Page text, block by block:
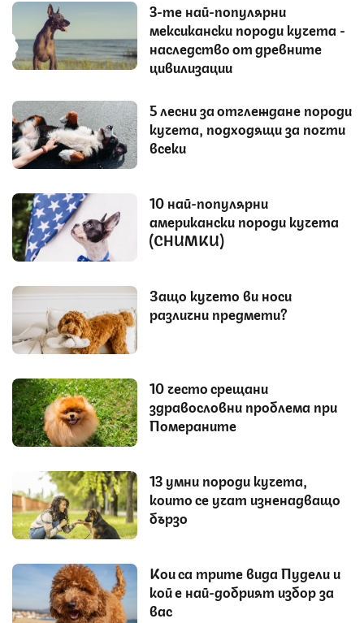
3-те най-популярни
мексикански породи кучета -
наследство от древните
цивилизации
5 лесни за отглеждане породи
кучета, подходящи за почти
всеки
10 най-популярни
американски породи кучета
(СНИМКИ)
Защо кучето ви носи
различни предмети?
10 често срещани
здравословни проблема при
Помераните
13 умни породи кучета,
които се учат изненадващо
бързо
Кои са трите вида Пудели и
кой е най-добрият избор за
вас